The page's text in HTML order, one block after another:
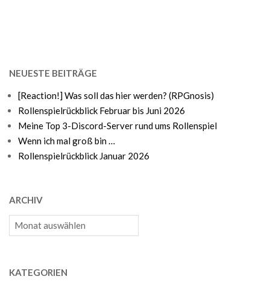
NEUESTE BEITRÄGE
[Reaction!] Was soll das hier werden? (RPGnosis)
Rollenspielrückblick Februar bis Juni 2026
Meine Top 3-Discord-Server rund ums Rollenspiel
Wenn ich mal groß bin …
Rollenspielrückblick Januar 2026
ARCHIV
Archiv
KATEGORIEN